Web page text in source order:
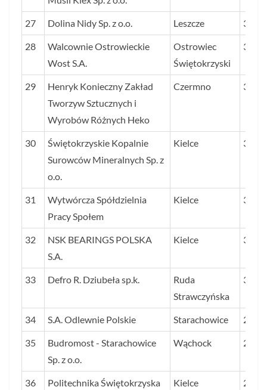
27 Dolina Nidy Sp. z o.o. Leszcze 353
28
Walcownie Ostrowieckie
Wost S.A.
Ostrowiec
Świętokrzyski
353
29
Henryk Konieczny Zakład
Tworzyw Sztucznych i
Wyrobów Różnych Heko
Czermno 333
30
Świętokrzyskie Kopalnie
Surowców Mineralnych Sp. z
o.o.
Kielce 321
31
Wytwórcza Spółdzielnia
Pracy Społem
Kielce 318
32
NSK BEARINGS POLSKA
S.A.
Kielce 318
33 Defro R. Dziubeła sp.k.
Ruda
Strawczyńska
311
34 S.A. Odlewnie Polskie Starachowice 292
35
Budromost - Starachowice
Sp. z o.o.
Wąchock 282
36 Politechnika Świętokrzyska Kielce 281